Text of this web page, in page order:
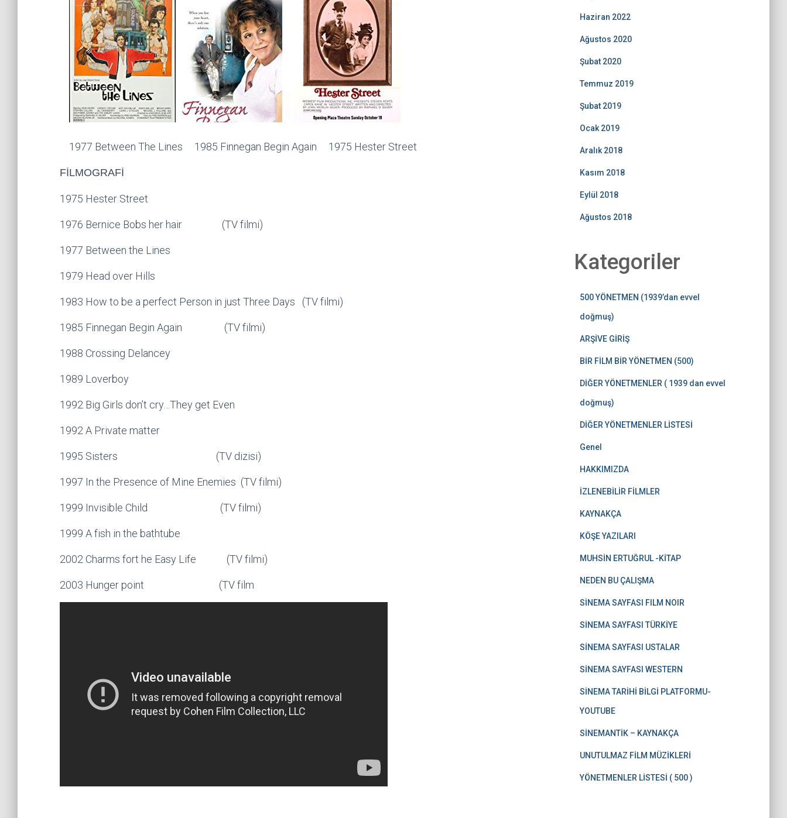
1977 Between The Lines 1985 Finnegan Begin Again 1975 Hester Street
FİLMOGRAFİ
1975 Hester Street
1976 Bernice Bobs her hair (TV filmi)
1977 Between the Lines
1979 Head over Hills
1983 How to be a perfect Person in just Three Days (TV filmi)
1985 Finnegan Begin Again (TV filmi)
1988 Crossing Delancey
1989 Loverboy
1992 Big Girls don’t cry…They get Even
1992 A Private matter
1995 Sisters (TV dizisi)
1997 In the Presence of Mine Enemies (TV filmi)
1999 Invisible Child (TV filmi)
1999 A fish in the bathtube
2002 Charms fort he Easy Life (TV filmi)
2003 Hunger point (TV film
Haziran 2022
Ağustos 2020
Şubat 2020
Temmuz 2019
Şubat 2019
Ocak 2019
Aralık 2018
Kasım 2018
Eylül 2018
Ağustos 2018
Kategoriler
500 YÖNETMEN (1939’dan evvel
doğmuş)
ARŞİVE GİRİŞ
BİR FİLM BİR YÖNETMEN (500)
DİĞER YÖNETMENLER ( 1939 dan evvel
doğmuş)
DİĞER YÖNETMENLER LİSTESİ
Genel
HAKKIMIZDA
İZLENEBİLİR FİLMLER
KAYNAKÇA
KÖŞE YAZILARI
MUHSİN ERTUĞRUL -KİTAP
NEDEN BU ÇALIŞMA
SİNEMA SAYFASI FILM NOIR
SİNEMA SAYFASI TÜRKİYE
SİNEMA SAYFASI USTALAR
SİNEMA SAYFASI WESTERN
SİNEMA TARİHİ BİLGİ PLATFORMU-
YOUTUBE
SİNEMANTİK – KAYNAKÇA
UNUTULMAZ FİLM MÜZİKLERİ
YÖNETMENLER LİSTESİ ( 500 )